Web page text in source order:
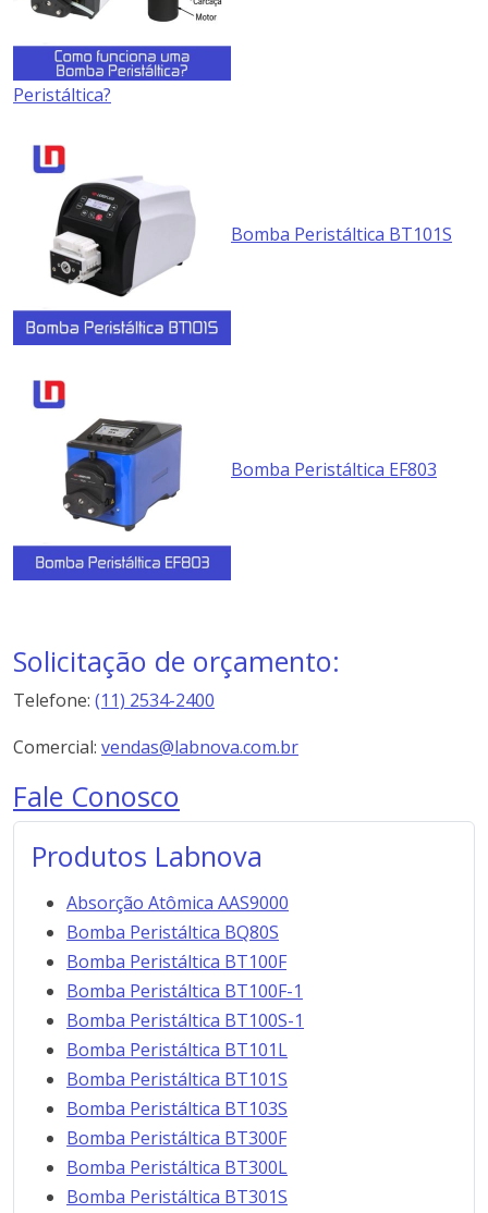
Peristáltica?
Bomba Peristáltica BT101S
Bomba Peristáltica EF803
Solicitação de orçamento:
Telefone: (11) 2534-2400
Comercial: vendas@labnova.com.br
Fale Conosco
Produtos Labnova
Absorção Atômica AAS9000
Bomba Peristáltica BQ80S
Bomba Peristáltica BT100F
Bomba Peristáltica BT100F-1
Bomba Peristáltica BT100S-1
Bomba Peristáltica BT101L
Bomba Peristáltica BT101S
Bomba Peristáltica BT103S
Bomba Peristáltica BT300F
Bomba Peristáltica BT300L
Bomba Peristáltica BT301S